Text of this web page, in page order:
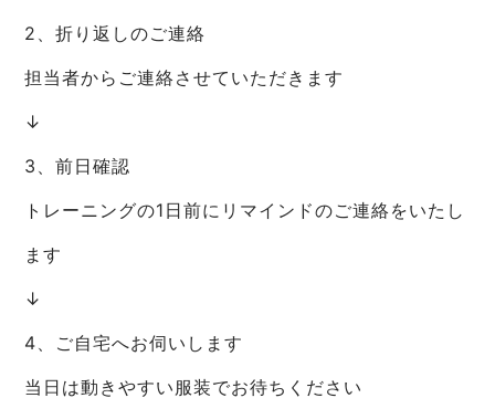
2、折り返しのご連絡
担当者からご連絡させていただきます
↓
3、前日確認
トレーニングの1日前にリマインドのご連絡をいたし
ます
↓
4、ご自宅へお伺いします
当日は動きやすい服装でお待ちください